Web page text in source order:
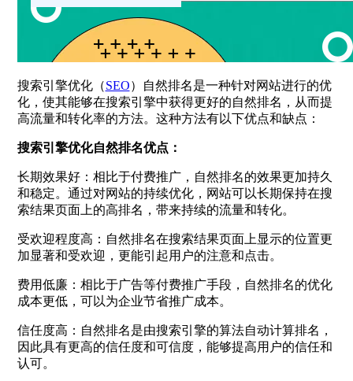
搜索引擎优化（SEO）自然排名是一种针对网站进行的优
化，使其能够在搜索引擎中获得更好的自然排名，从而提
高流量和转化率的方法。这种方法有以下优点和缺点：
搜索引擎优化自然排名优点：
长期效果好：相比于付费推广，自然排名的效果更加持久
和稳定。通过对网站的持续优化，网站可以长期保持在搜
索结果页面上的高排名，带来持续的流量和转化。
受欢迎程度高：自然排名在搜索结果页面上显示的位置更
加显著和受欢迎，更能引起用户的注意和点击。
费用低廉：相比于广告等付费推广手段，自然排名的优化
成本更低，可以为企业节省推广成本。
信任度高：自然排名是由搜索引擎的算法自动计算排名，
因此具有更高的信任度和可信度，能够提高用户的信任和
认可。